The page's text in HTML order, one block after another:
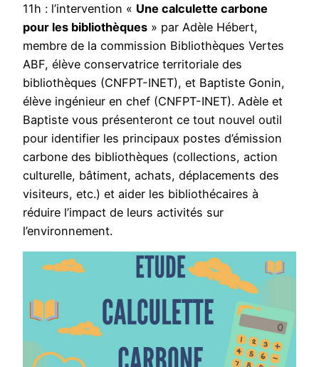
11h : l’intervention « Une calculette carbone
pour les bibliothèques » par Adèle Hébert,
membre de la commission Bibliothèques Vertes
ABF, élève conservatrice territoriale des
bibliothèques (CNFPT-INET), et Baptiste Gonin,
élève ingénieur en chef (CNFPT-INET). Adèle et
Baptiste vous présenteront ce tout nouvel outil
pour identifier les principaux postes d’émission
carbone des bibliothèques (collections, action
culturelle, bâtiment, achats, déplacements des
visiteurs, etc.) et aider les bibliothécaires à
réduire l’impact de leurs activités sur
l’environnement.